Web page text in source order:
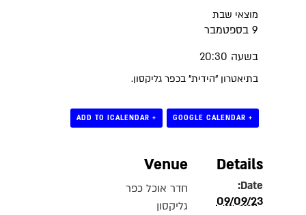
מוצאי שבת
9 בספטמבר
בשעה 20:30
בתיאטרון "הידית" בכפר גליקסון.
+ GOOGLE CALENDAR
+ ADD TO ICALENDAR
Details
Date:
09/09/23
Venue
חדר אוכל כפר
גליקסון